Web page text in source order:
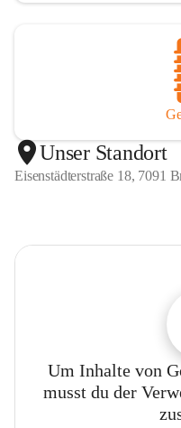
Unser Standort
Eisenstädterstraße 18, 7091
Um Inhalte von
musst du der